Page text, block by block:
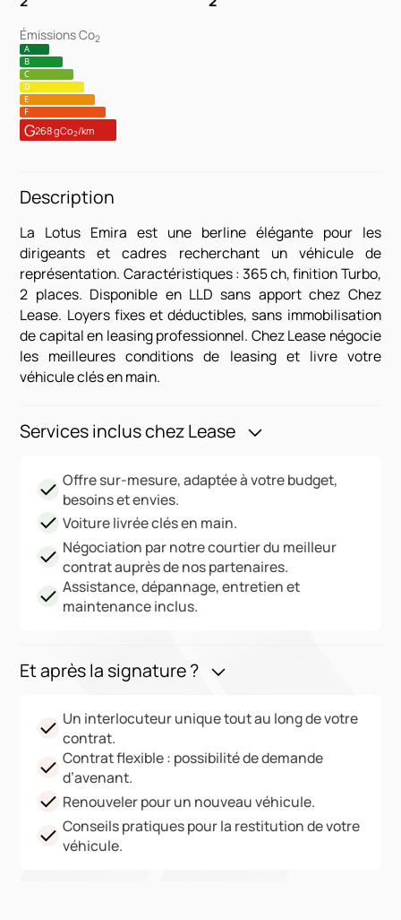
Émissions Co2
A
B
C
D
E
F
G268 gCo2/km
Description
La Lotus Emira est une berline élégante pour les
dirigeants et cadres recherchant un véhicule de
représentation. Caractéristiques : 365 ch, finition Turbo,
2 places. Disponible en LLD sans apport chez Chez
Lease. Loyers fixes et déductibles, sans immobilisation
de capital en leasing professionnel. Chez Lease négocie
les meilleures conditions de leasing et livre votre
véhicule clés en main.
Services inclus chez Lease
Offre sur-mesure, adaptée à votre budget,
besoins et envies.
Voiture livrée clés en main.
Négociation par notre courtier du meilleur
contrat auprès de nos partenaires.
Assistance, dépannage, entretien et
maintenance inclus.
Et après la signature ?
Un interlocuteur unique tout au long de votre
contrat.
Contrat flexible : possibilité de demande
d’avenant.
Renouveler pour un nouveau véhicule.
Conseils pratiques pour la restitution de votre
véhicule.